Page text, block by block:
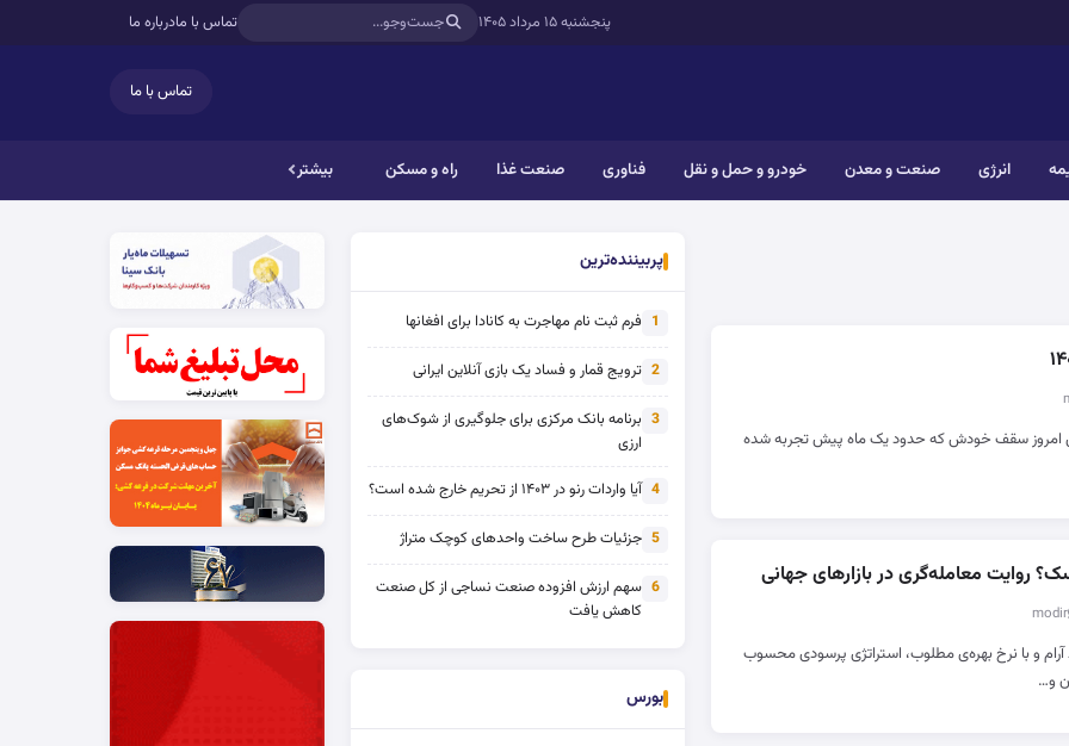
پنجشنبه ۱۵ مرداد ۱۴۰۵ تماس با مادرباره ما
تماس با ما
انرژی صنعت و معدن خودرو و حمل و نقل فناوری صنعت غذا راه و مسکن بیشتر
سقف خودش که حدود یک ماه پیش تجربه شده
روایت معامله‌گری در بازارهای جهانی
آرام و با نرخ بهره‌ی مطلوب، استراتژی پرسودی محسوب
و…
پربیننده‌ترین
1 فرم ثبت نام مهاجرت به کانادا برای افغانها
2 ترویج قمار و فساد یک بازی آنلاین ایرانی
3 برنامه بانک مرکزی برای جلوگیری از شوک‌های
ارزی
4 آیا واردات رنو در ۱۴۰۳ از تحریم خارج شده است؟
5 جزئیات طرح ساخت واحدهای کوچک متراژ
6 سهم ارزش افزوده صنعت نساجی از کل صنعت
کاهش یافت
بورس